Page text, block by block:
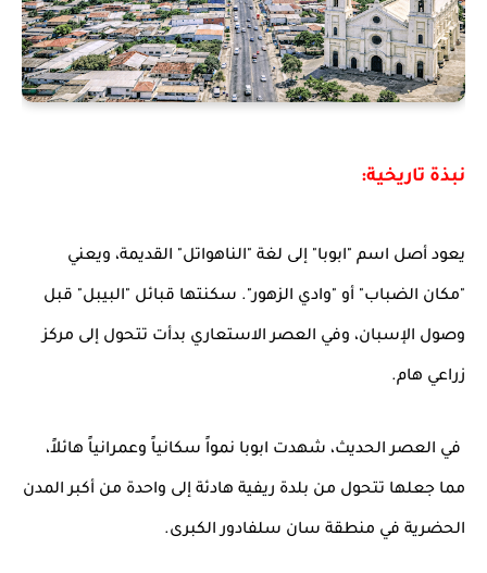
نبذة تاريخية:
يعود أصل اسم "ابوبا" إلى لغة "الناهواتل" القديمة، ويعني
"مكان الضباب" أو "وادي الزهور". سكنتها قبائل "البيبل" قبل
وصول الإسبان، وفي العصر الاستعاري بدأت تتحول إلى مركز
زراعي هام.
في العصر الحديث، شهدت ابوبا نمواً سكانياً وعمرانياً هائلاً،
مما جعلها تتحول من بلدة ريفية هادئة إلى واحدة من أكبر المدن
الحضرية في منطقة سان سلفادور الكبرى.